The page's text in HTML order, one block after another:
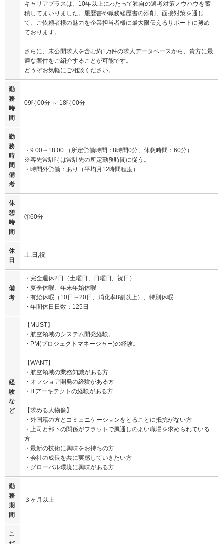
キャリアプラスは、10年以上にわたって独自の選考対策ノウハウを蓄
積してまいりました。履歴書や職務経歴書の添削、面接対策を通じ
て、ご依頼者様の魅力を企業担当者様に最大限伝えるサポートに努め
ております。
さらに、未公開求人を含む約1万件の求人データベースから、貴方に最
適な案件をご紹介することが可能です。
どうぞお気軽にご相談ください。
勤
務
時
間
09時00分 ～ 18時00分
勤
務
時
間
備
考
・9:00～18:00 （所定労働時間：8時間0分、休憩時間：60分）
※客先常駐時は常駐先の所定勤務時間に従う。
・時間外労働：あり（平均月12時間程度）
休
憩
時
間
①60分
休
日
土,日,祝
備
考
・完全週休2日（土曜日、日曜日、祝日）
・夏季休暇、年末年始休暇
・有給休暇（10日～20日、消化率8割以上）、特別休暇
・年間休日日数：125日
経
験
な
ど
【MUST】
・航空領域のシステム開発経験。
・PM(プロジェクトマネージャー)の経験。
【WANT】
・航空領域の業務知識がある方
・オフショア開発の経験がある方
・ITアーキテクトの経験がある方
【求める人物像】
・外国籍の方とコミュニケーションをとることに抵抗がない方
・上司と部下の関係がフラットで風通しのよい職場を求められている
方
・最新の技術に興味をお持ちの方
・会社の成長を共に実感していきたい方
・グローバル環境に興味がある方
勤
務
期
間
３ヶ月以上
こ